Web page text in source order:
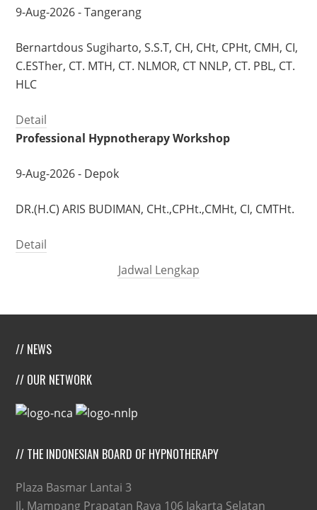
9-Aug-2026 - Tangerang
Bernartdous Sugiharto, S.S.T, CH, CHt, CPHt, CMH, CI,
C.ESTher, CT. MTH, CT. NLMOR, CT NNLP, CT. PBL, CT.
HLC
Detail
Professional Hypnotherapy Workshop
9-Aug-2026 - Depok
DR.(H.C) ARIS BUDIMAN, CHt.,CPHt.,CMHt, CI, CMTHt.
Detail
Jadwal Lengkap
// NEWS
// OUR NETWORK
// THE INDONESIAN BOARD OF HYPNOTHERAPY
Plaza Basmar Lantai 3
Jl. Mampang Prapatan Raya 106 Jakarta Selatan